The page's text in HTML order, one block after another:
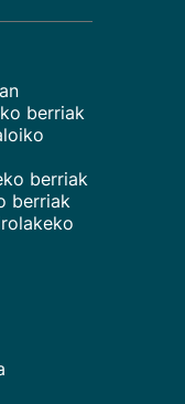
berriak
berriak
berriak